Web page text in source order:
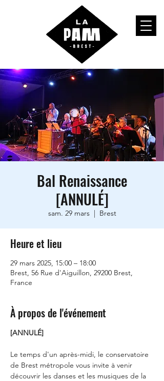
Bal Renaissance
[ANNULÉ]
sam. 29 mars
  |
Brest
Heure et lieu
29 mars 2025, 15:00 – 18:00
Brest, 56 Rue d'Aiguillon, 29200 Brest,
France
À propos de l'événement
[ANNULÉ]
Le temps d'un après-midi, le conservatoire
de Brest métropole vous invite à venir
découvrir les danses et les musiques de la